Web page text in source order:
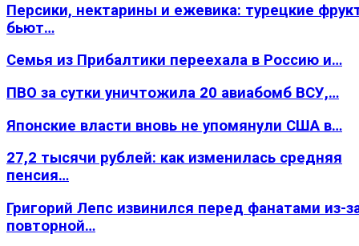
Персики, нектарины и ежевика: турецкие
бьют…
Семья из Прибалтики переехала в Россию и…
ПВО за сутки уничтожила 20 авиабомб ВСУ,…
Японские власти вновь не упомянули США в…
27,2 тысячи рублей: как изменилась средняя
пенсия…
Григорий Лепс извинился перед фанатами из-
повторной…